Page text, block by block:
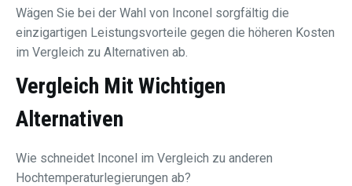
Wägen Sie bei der Wahl von Inconel sorgfältig die
einzigartigen Leistungsvorteile gegen die höheren Kosten
im Vergleich zu Alternativen ab.
Vergleich Mit Wichtigen
Alternativen
Wie schneidet Inconel im Vergleich zu anderen
Hochtemperaturlegierungen ab?